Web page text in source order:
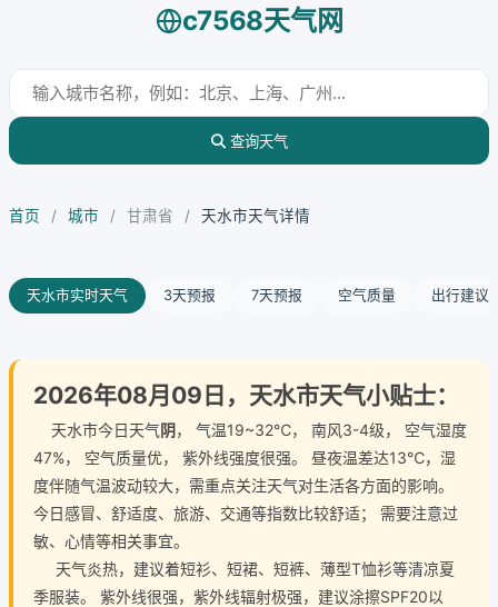
c7568天气网
查询天气
首页 / 城市 / 甘肃省 / 天水市天气详情
天水市实时天气 3天预报 7天预报 空气质量 出行建议
2026年08月09日，天水市天气小贴士：
天水市今日天气阴， 气温19~32℃， 南风3-4级， 空气湿度
47%， 空气质量优， 紫外线强度很强。 昼夜温差达13℃，湿
度伴随气温波动较大，需重点关注天气对生活各方面的影响。
今日感冒、舒适度、旅游、交通等指数比较舒适； 需要注意过
敏、心情等相关事宜。
天气炎热，建议着短衫、短裙、短裤、薄型T恤衫等清凉夏
季服装。 紫外线很强，紫外线辐射极强，建议涂擦SPF20以